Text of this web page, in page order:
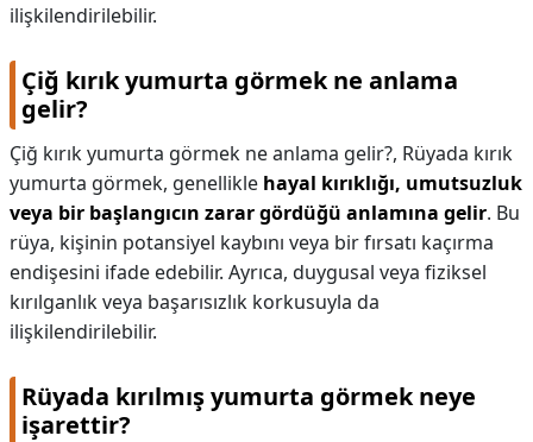
ilişkilendirilebilir.
Çiğ kırık yumurta görmek ne anlama
gelir?
Çiğ kırık yumurta görmek ne anlama gelir?, Rüyada kırık
yumurta görmek, genellikle hayal kırıklığı, umutsuzluk
veya bir başlangıcın zarar gördüğü anlamına gelir. Bu
rüya, kişinin potansiyel kaybını veya bir fırsatı kaçırma
endişesini ifade edebilir. Ayrıca, duygusal veya fiziksel
kırılganlık veya başarısızlık korkusuyla da
ilişkilendirilebilir.
Rüyada kırılmış yumurta görmek neye
işarettir?